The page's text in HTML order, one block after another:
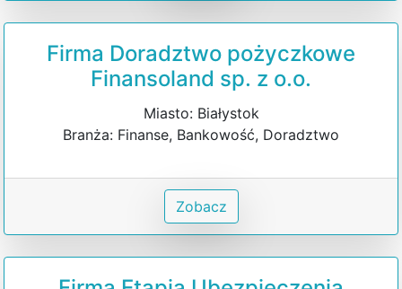
Firma Doradztwo pożyczkowe
Finansoland sp. z o.o.
Miasto: Białystok
Branża: Finanse, Bankowość, Doradztwo
Zobacz